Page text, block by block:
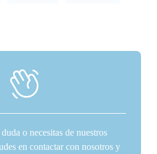
o necesitas de nuestros
en contactar con nosotros y